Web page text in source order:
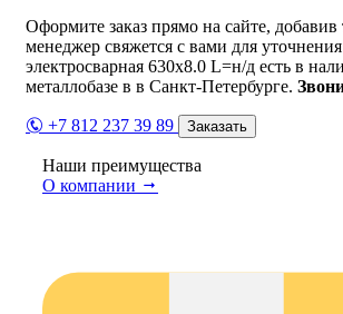
Оформите заказ прямо на сайте,
менеджер свяжется с вами для
электросварная 630х8.0 L=н/д есть в
металлобазе в в Санкт-Петербурге.
+7 812 237 39 89 Заказать
Наши преимущества
О компании